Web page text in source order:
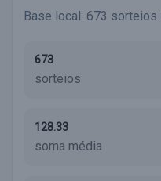
Base local: 673 sorteios
673
sorteios
128.33
soma média